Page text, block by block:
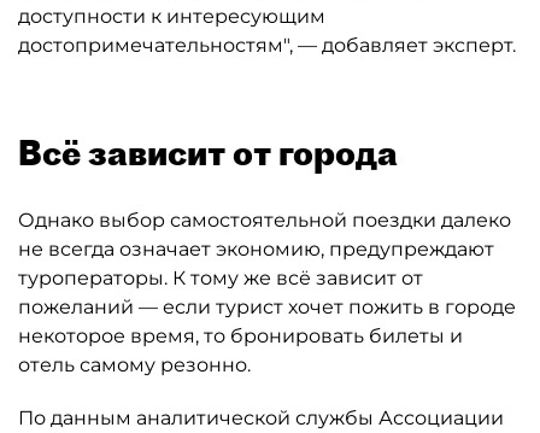
доступности к интересующим
достопримечательностям", — добавляет эксперт.
Всё зависит от города
Однако выбор самостоятельной поездки далеко
не всегда означает экономию, предупреждают
туроператоры. К тому же всё зависит от
пожеланий — если турист хочет пожить в городе
некоторое время, то бронировать билеты и
отель самому резонно.
По данным аналитической службы Ассоциации